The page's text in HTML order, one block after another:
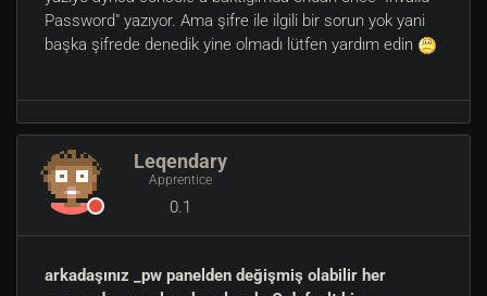
Password" yazıyor. Ama şifre ile ilgili bir sorun yok yani
başka şifrede denedik yine olmadı lütfen yardım edin
Leqendary
Apprentice
0.1
arkadaşınız _pw panelden değişmiş olabilir her